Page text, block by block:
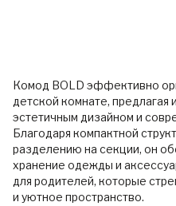
Комод BOLD эффективно
детской комнате,
эстетичным дизайном и
Благодаря компактной
разделению на секции, он
хранение одежды и
для родителей, которые
и уютное пространство.